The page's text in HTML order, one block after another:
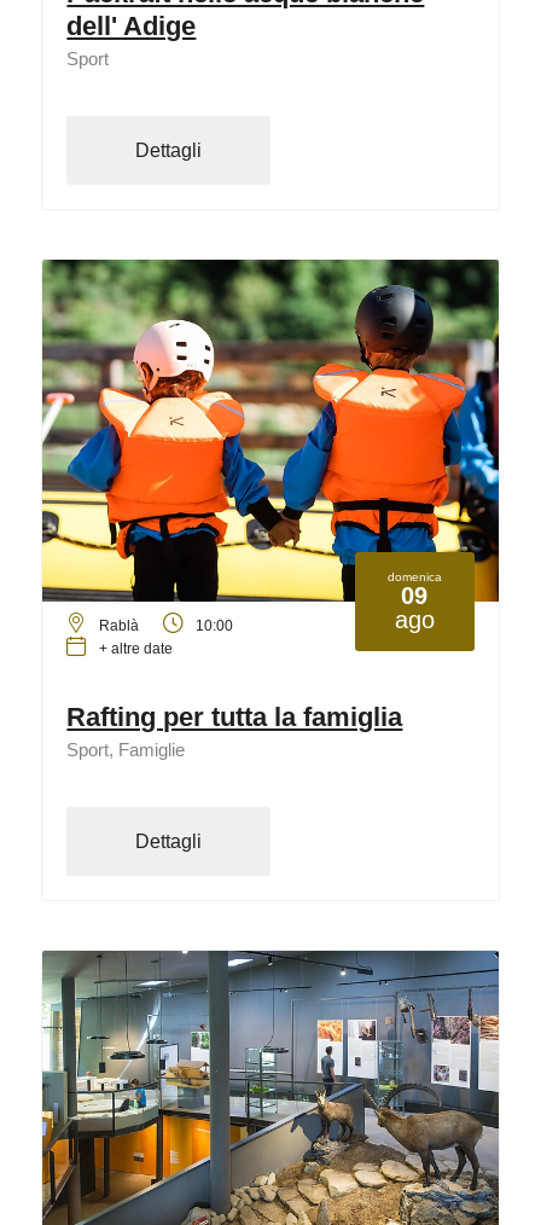
dell' Adige
Sport
Dettagli
domenica
09
ago
Rablà
10:00
+ altre date
Rafting per tutta la famiglia
Sport, Famiglie
Dettagli